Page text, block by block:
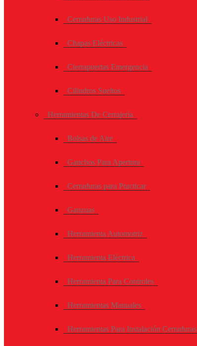
Cerraduras Uso Industrial
Chapas Eléctricas
Cierrapuertas Emergencia
Cilindros Sueltos
Herramientas De Cerrajería
Bolsas de Aire
Ganchos Para Apertura
Cerraduras para Practicar
Ganzuas
Herramienta Automotriz
Herramienta Eléctrica
Herramienta Para Controles
Herramientas Manuales
Herramientas Para Instalación Cerraduras